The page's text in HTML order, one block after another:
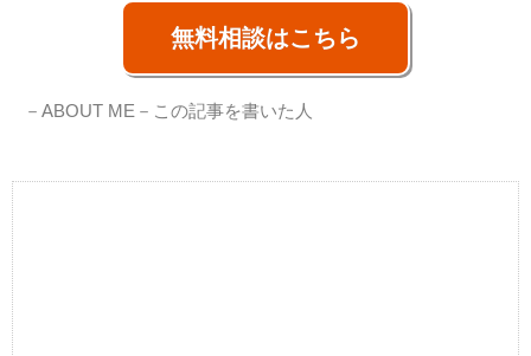
無料相談はこちら
－ABOUT ME－ この記事を書いた人